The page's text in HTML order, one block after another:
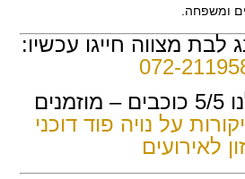
ומשפחה.
לבת מצווה חייגו עכשיו:
072-
לא סתם קיבלנו 5/5 כוכבים – מוזמנים
על נויה פוד דוכני
לאירועים